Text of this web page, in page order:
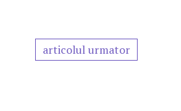
articolul urmator